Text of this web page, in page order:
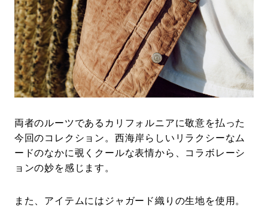
両者のルーツであるカリフォルニアに敬意を払った
今回のコレクション。西海岸らしいリラクシーなム
ードのなかに覗くクールな表情から、コラボレーシ
ョンの妙を感じます。
また、アイテムにはジャガード織りの生地を使用。